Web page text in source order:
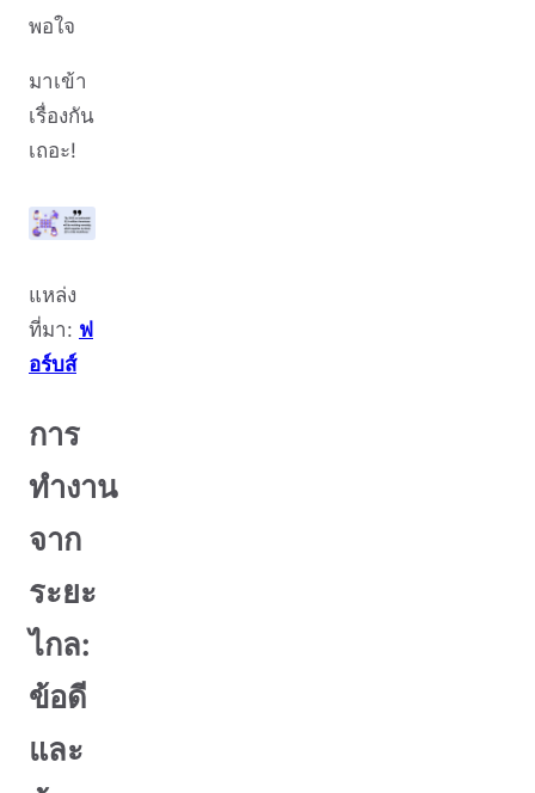
พอใจ
มาเข้า
เรื่องกัน
เถอะ!
แหล่ง
ที่มา: ฟ
อร์บส์
การ
ทำงาน
จาก
ระยะ
ไกล:
ข้อดี
และ